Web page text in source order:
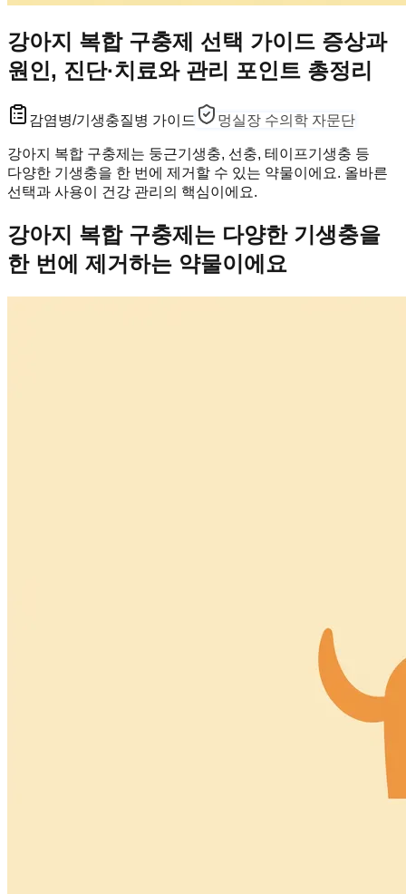
강아지 복합 구충제 선택 가이드 증상과
원인, 진단·치료와 관리 포인트 총정리
감염병/기생충질병 가이드 멍실장 수의학 자문단
강아지 복합 구충제는 둥근기생충, 선충, 테이프기생충 등
다양한 기생충을 한 번에 제거할 수 있는 약물이에요. 올바른
선택과 사용이 건강 관리의 핵심이에요.
강아지 복합 구충제는 다양한 기생충을
한 번에 제거하는 약물이에요